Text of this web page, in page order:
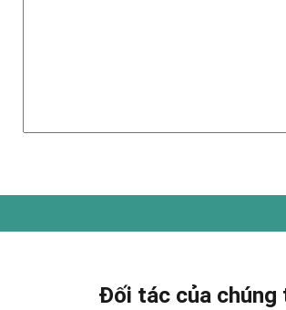
Đối tác của chúng